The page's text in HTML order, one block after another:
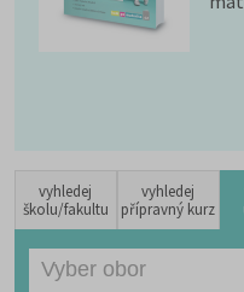
vyhledej
školu/fakultu
vyhledej
přípravný kurz